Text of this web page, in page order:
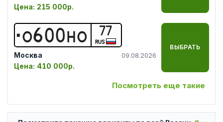
Цена: 215 000р.
О600НО 77
RUS
Москва 09.08.2026
Цена: 410 000р.
ВЫБРАТЬ
Посмотреть еще такие